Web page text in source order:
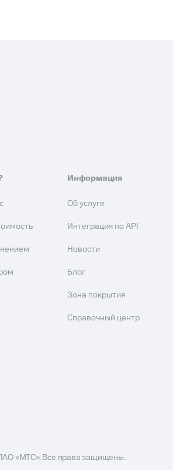
Информация
Об услуге
Интеграция по API
Новости
Блог
Зона покрытия
Справочный центр
«МТС». Все права защищены.